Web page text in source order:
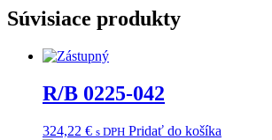
Súvisiace produkty
R/B 0225-042
324,22 € s DPH Pridať do košíka